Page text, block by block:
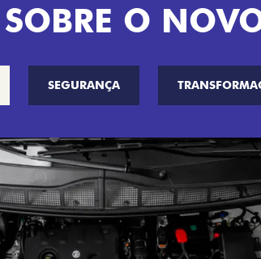
O
SEGURANÇA